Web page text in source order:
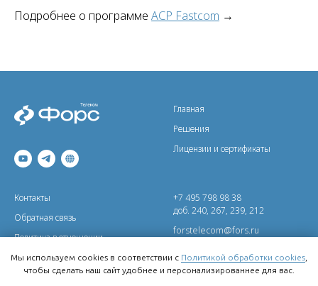
Подробнее о программе АСР Fastcom →
Главная
Решения
Лицензии и сертификаты
Контакты
Обратная связь
Политика в отношении
Политика обработки cookies
+7 495 798 98 38
доб. 240, 267, 239, 212
forstelecom@fors.ru
Мы используем cookies в соответствии с Политикой обработки cookies
чтобы сделать наш сайт удобнее и персонализированнее для вас.